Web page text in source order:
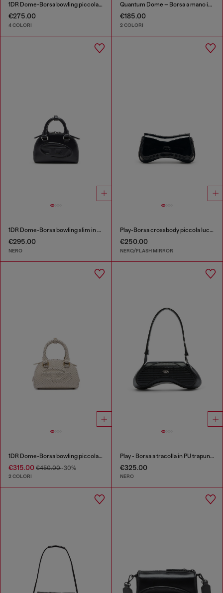
1DR Dome-Borsa bowling piccola colour-block
€275.00
4 COLORI
Quantum Dome – Borsa a mano in Melflex®
€185.00
2 COLORI
1DR Dome-Borsa bowling slim in nappa
€295.00
NERO
Play-Borsa crossbody piccola lucida
€250.00
NERO/FLASH MIRROR
1DR Dome-Borsa bowling piccola in pelle effetto snake
€315.00 €450.00-30%
2 COLORI
Play - Borsa a tracolla in PU trapuntato e traforato
€325.00
NERO